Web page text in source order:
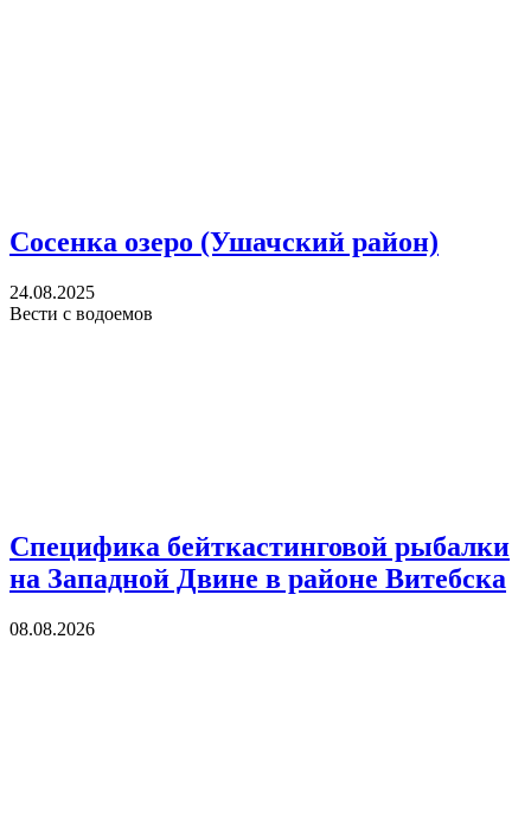
Сосенка озеро (Ушачский район)
24.08.2025
Вести с водоемов
Специфика бейткастинговой рыбалки
на Западной Двине в районе Витебска
08.08.2026